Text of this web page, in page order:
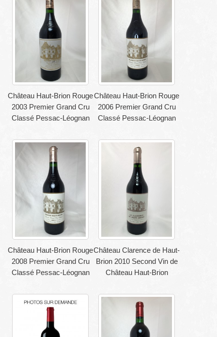
Château Haut-Brion Rouge
2003 Premier Grand Cru
Classé Pessac-Léognan
Château Haut-Brion Rouge
2006 Premier Grand Cru
Classé Pessac-Léognan
Château Haut-Brion Rouge
2008 Premier Grand Cru
Classé Pessac-Léognan
Château Clarence de Haut-
Brion 2010 Second Vin de
Château Haut-Brion